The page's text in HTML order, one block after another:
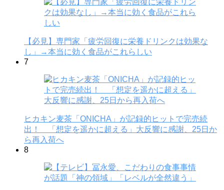
【必見】専門家「疲労回復に栄養ドリンクは効果な
し」→本当に効く食品がこれらしい
7
ヒカキン麦茶「ONICHA」が記録的ヒットで完売続
出！ 「想定を遥かに超える」大反響に感謝、25日か
ら再入荷へ
8